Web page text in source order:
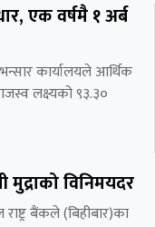
एक वर्षमै १ अर्ब
कार्यालयले आर्थिक
लक्ष्यको ९३.३०
विनिमयदर
बैंकले (बिहीबार)का